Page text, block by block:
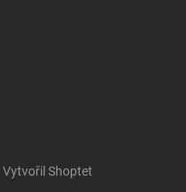
Vytvořil Shoptet